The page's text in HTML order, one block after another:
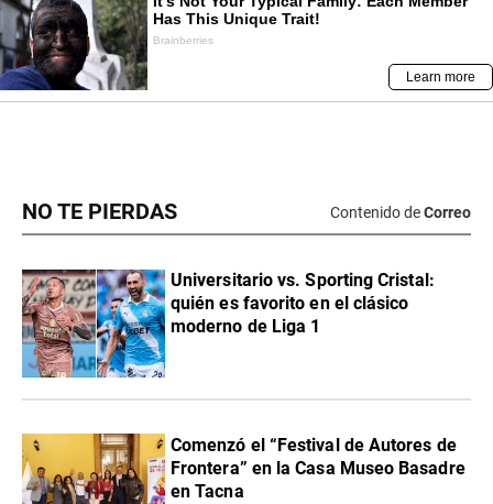
NO TE PIERDAS Contenido deCorreo
Universitario vs. Sporting Cristal:
quién es favorito en el clásico
moderno de Liga 1
Comenzó el “Festival de Autores de
Frontera” en la Casa Museo Basadre
en Tacna